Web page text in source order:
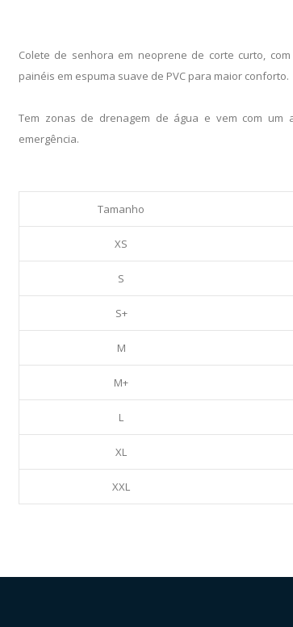
Colete de senhora em neoprene de corte curto,
painéis em espuma suave de PVC para maior conforto.
Tem zonas de drenagem de água e vem com
emergência.
Tamanho
XS
S
S+
M
M+
L
XL
XXL